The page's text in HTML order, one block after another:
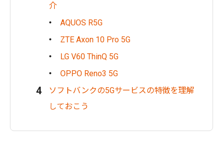
介
AQUOS R5G
ZTE Axon 10 Pro 5G
LG V60 ThinQ 5G
OPPO Reno3 5G
ソフトバンクの5Gサービスの特徴を理解
しておこう